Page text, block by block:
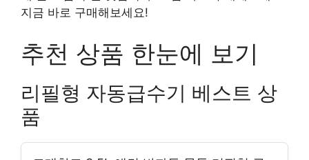
지금 바로 구매해보세요!
추천 상품 한눈에 보기
리필형 자동급수기 베스트 상
품